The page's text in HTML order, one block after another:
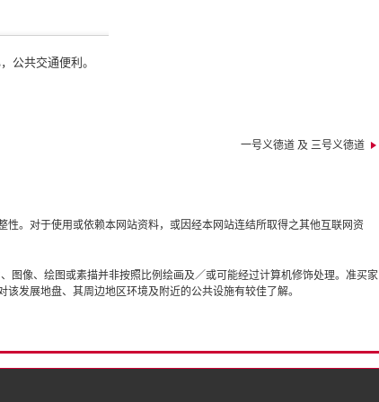
公共交通便利。
一号义德道 及 三号义德道
。对于使用或依赖本网站资料，或因经本网站连结所取得之其他互联网资
图像、绘图或素描并非按照比例绘画及／或可能经过计算机修饰处理。准买家
发展地盘、其周边地区环境及附近的公共设施有较佳了解。